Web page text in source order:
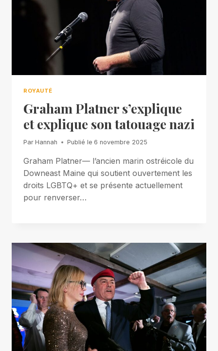
ROYAUTÉ
Graham Platner s’explique
et explique son tatouage nazi
Par Hannah Publié le 6 novembre 2025
Graham Platner— l’ancien marin ostréicole du
Downeast Maine qui soutient ouvertement les
droits LGBTQ+ et se présente actuellement
pour renverser…